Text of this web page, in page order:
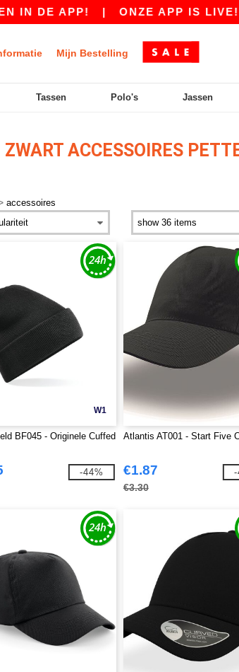
|ONZE APP IS LIVE! €10
Mijn Bestelling
Tassen Polo's Jassen
ZWART ACCESSOIRES
accessoires
W1
BF045 - Originele Cuffed
-44%
Atlantis AT001 - Start Five
€1.87
€3.30
-